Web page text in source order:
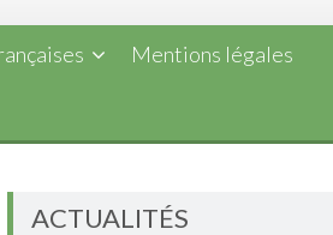
Mentions légales
ACTUALITÉS